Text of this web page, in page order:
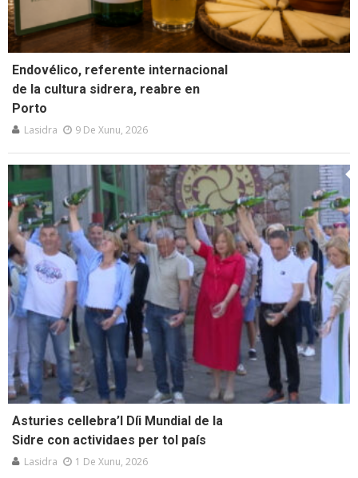
Endovélico, referente internacional
de la cultura sidrera, reabre en
Porto
Lasidra 9 De Xunu, 2026
Asturies cellebra’l Díi Mundial de la
Sidre con actividaes per tol país
Lasidra 1 De Xunu, 2026